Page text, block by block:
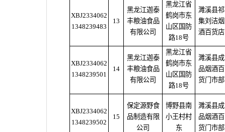
XBJ2334062
1348239483
13
黑龙江迦泰
丰粮油食品
有限公司
黑龙江省
鹤岗市东
山区国防
路18号
濉溪县祁
集刘洁烟
酒百货店
XBJ2334062
1348239501
14
黑龙江迦泰
丰粮油食品
有限公司
黑龙江省
鹤岗市东
山区国防
路18号
濉溪县成
品烟酒百
货门市部
XBJ2334062
1348239502
15
保定源野食
品制造有限
公司
博野县南
小王村村
东
濉溪县成
品烟酒百
货门市部